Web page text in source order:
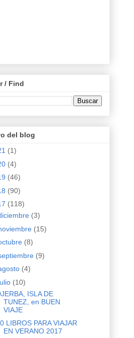
/ Find
del blog
(1)
(4)
(46)
(90)
(118)
(3)
(15)
(8)
(9)
(4)
(10)
ISLA DE
TUNEZ, en BUEN
VIAJE
LIBROS PARA VIAJAR
EN VERANO 2017